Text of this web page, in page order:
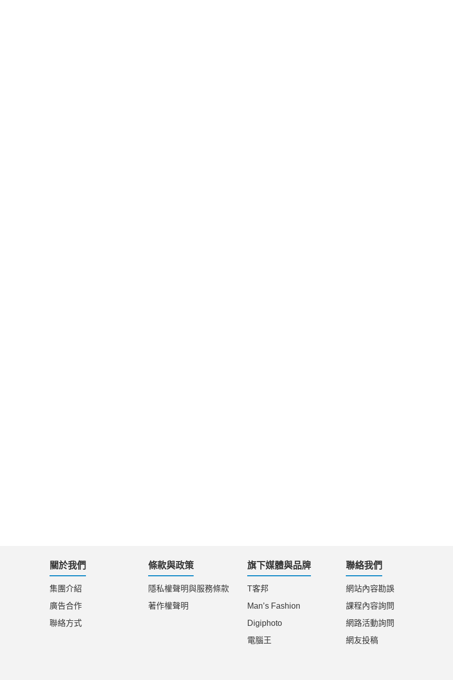
關於我們
集團介紹
廣告合作
聯絡方式
條款與政策
隱私權聲明與服務條款
著作權聲明
旗下媒體與品牌
T客邦
Man’s Fashion
Digiphoto
電腦王
聯絡我們
網站內容勘誤
課程內容詢問
網路活動詢問
網友投稿